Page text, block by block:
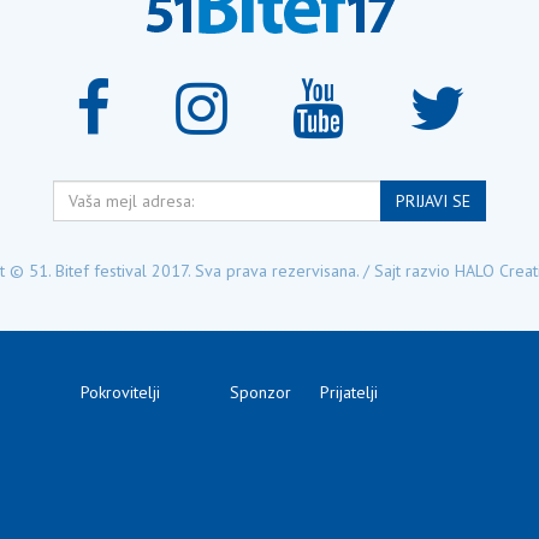
Vaša
mejl
PRIJAVI SE
© 51. Bitef festival 2017. Sva prava rezervisana. / Sajt razvio HALO
Pokrovitelji Sponzor Prijatelji